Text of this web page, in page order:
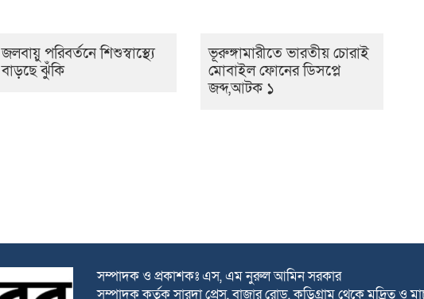
জলবায়ু পরিবর্তনে শিশুস্বাস্থ্যে
বাড়ছে ঝুঁকি
ভূরুঙ্গামারীতে ভারতীয় চোরাই
মোবাইল ফোনের ডিসপ্লে
জব্দ,আটক ১
সম্পাদক ও প্রকাশকঃ এস, এম নুরুল আমিন সরকার
সম্পাদক কর্তৃক সারদা প্রেস, বাজার রোড, কুড়িগ্রাম থেকে মূদ্রিত ও